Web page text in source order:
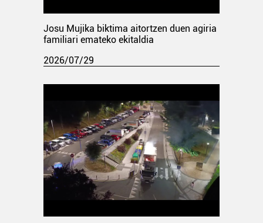
Josu Mujika biktima aitortzen duen agiria
familiari emateko ekitaldia
2026/07/29